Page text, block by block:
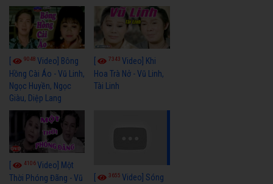
9048 Video] Bông
Hồng Cài Áo - Vũ Linh,
Ngọc Huyền, Ngọc
Giàu, Diệp Lang
7343Video] Khi
Hoa Trà Nở - Vũ Linh,
Tài Linh
4106Video] Một
Thời Phóng Đãng - Vũ
3655Video] Sóng